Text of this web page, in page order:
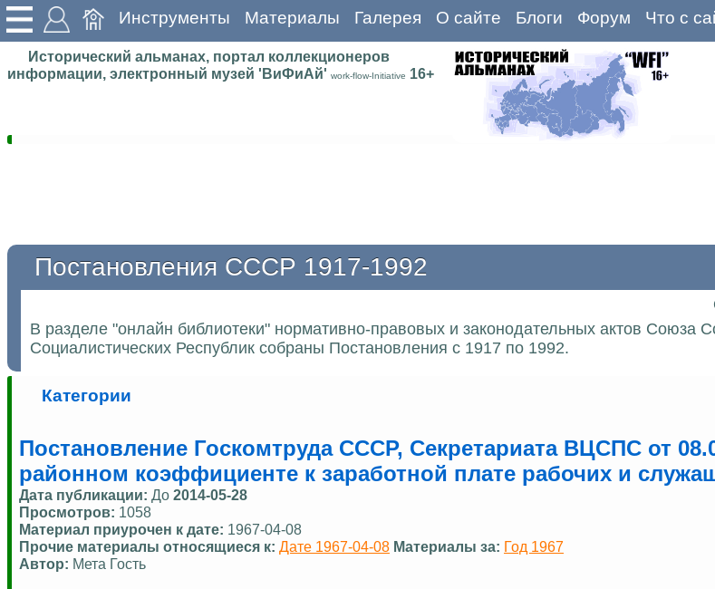
Инструменты Материалы Галерея О сайте Блоги Форум Что с
Исторический альманах, портал коллекционеров
информации, электронный музей 'ВиФиАй' work-flow-Initiative 16+
Постановления СССР 1917-1992
В разделе "онлайн библиотеки" нормативно-правовых и законодательных актов Союза
Социалистических Республик собраны Постановления с 1917 по 1992.
Категории
Постановление Госкомтруда СССР, Секретариата ВЦСПС от
районном коэффициенте к заработной плате рабочих и
Дата публикации: До 2014-05-28
Просмотров: 1058
Материал приурочен к дате: 1967-04-08
Прочие материалы относящиеся к: Дате 1967-04-08 Материалы за: Год 1967
Автор: Мета Гость